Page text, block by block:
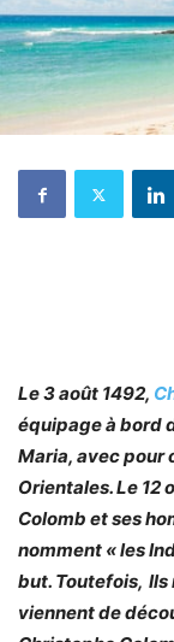
Le 3 août 1492,
équipage à bord
Maria, avec pour
Orientales. Le 12
Colomb et ses
nomment « les
but. Toutefois, Ils
viennent de